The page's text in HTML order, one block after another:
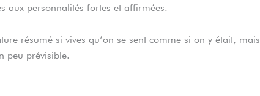
aux personnalités fortes et affirmées.
résumé si vives qu’on se sent comme si on y était, mais
peu prévisible.